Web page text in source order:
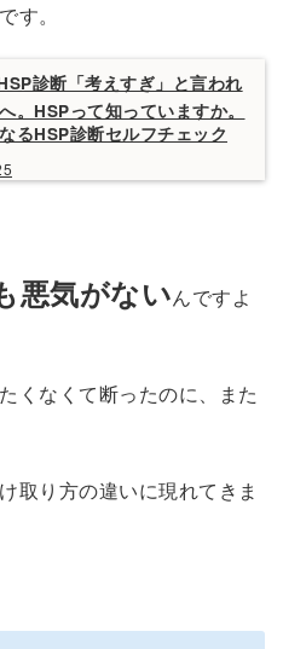
す。
診断「考えすぎ」と言われ
。HSPって知っていますか。
るHSP診断セルフチェック
悪気がないんですよ
くなくて断ったのに、また
取り方の違いに現れてきま